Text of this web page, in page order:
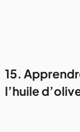
15.
l’huile